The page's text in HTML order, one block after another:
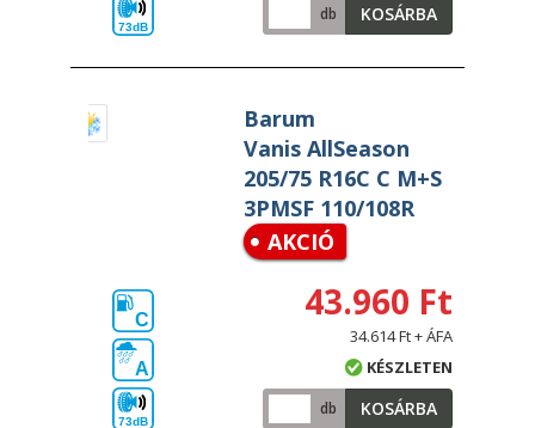
73dB
db KOSÁRBA
Barum
Vanis AllSeason
205/75 R16C C M+S
3PMSF 110/108R
AKCIÓ
C
A
73dB
43.960 Ft
34.614 Ft + ÁFA
KÉSZLETEN
db KOSÁRBA